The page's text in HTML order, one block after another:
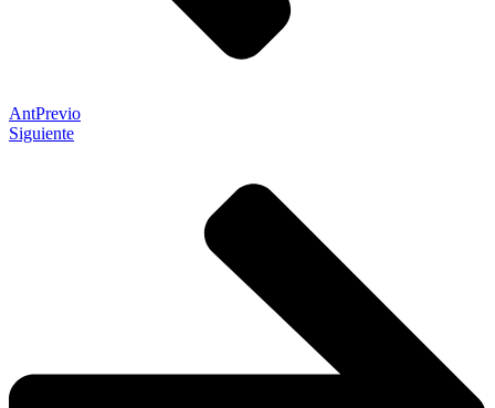
AntPrevio
Siguiente